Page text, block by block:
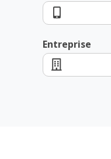
Entreprise